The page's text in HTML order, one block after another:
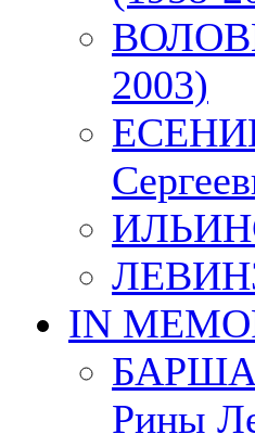
2003)
IN
Рины